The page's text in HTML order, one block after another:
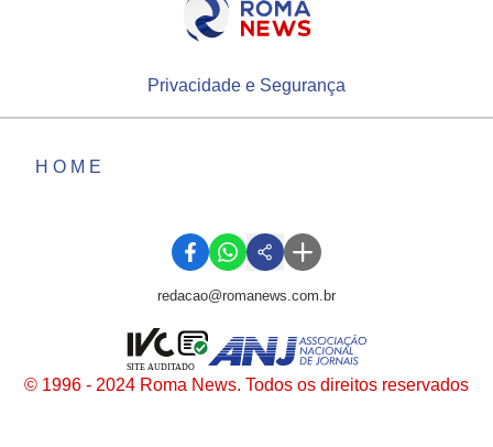
Privacidade e Segurança
HOME
redacao@romanews.com.br
© 1996 - 2024 Roma News. Todos os direitos reservados
SITE AUDITADO